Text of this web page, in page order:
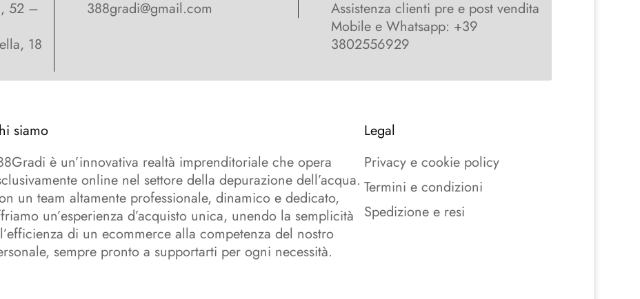
52 –
18
388gradi@gmail.com
Assistenza clienti pre e post vendita
Mobile e Whatsapp: +39
3802556929
siamo
è un’innovativa realtà imprenditoriale che opera
online nel settore della depurazione dell’acqua.
un team altamente professionale, dinamico e dedicato,
un’esperienza d’acquisto unica, unendo la semplicità
di un ecommerce alla competenza del nostro
sempre pronto a supportarti per ogni necessità.
Legal
Privacy e cookie policy
Termini e condizioni
Spedizione e resi